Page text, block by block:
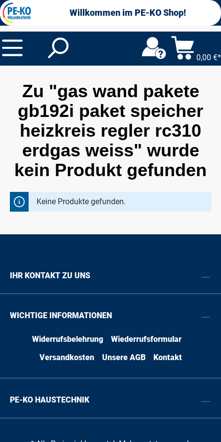
springen Willkommen im PE-KO Shop!
0,00 €*
Zu "gas wand pakete
gb192i paket speicher
heizkreis regler rc310
erdgas weiss" wurde
kein Produkt gefunden
Keine Produkte gefunden.
IHR KONTAKT ZU UNS
WICHTIGE INFORMATIONEN
Widerrufsbelehrung
Wiederrufsformular
Versandkosten
Unsere AGB Kontakt
PE-KO HAUSTECHNIK